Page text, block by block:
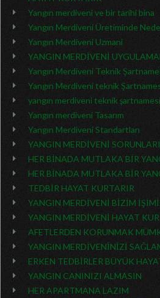
Yangın merdiveni ve bir tarihi bina
Yangın Merdiveni Üretiminde
Yangın Merdiveni Uzmani
YANGIN MERDİVENİ
Yangın Merdiveni Teknik
Yangın Merdiveni teknik
yangın merdiveni teknik şartnamesi
Yangın merdiveni Tasarım
Yangın Merdiveni Standartları
YANGIN MERDİVENİ
HER BİNADA MUTLAKA BİR
HER BİNADA MUTLAKA BİR
TEDBİR HAYAT KURTARIR
YANGIN MERDİVENİ BİZİM
YANGIN MERDİVENİ HAYAT
AFETLERDEN KORUNMAK
YANGIN MERDİVENİNİZİ
ERKEN TEDBİRLER BÜYÜK
YANGIN CANINIZI ALMASIN
HER APARTMANA LAZIM